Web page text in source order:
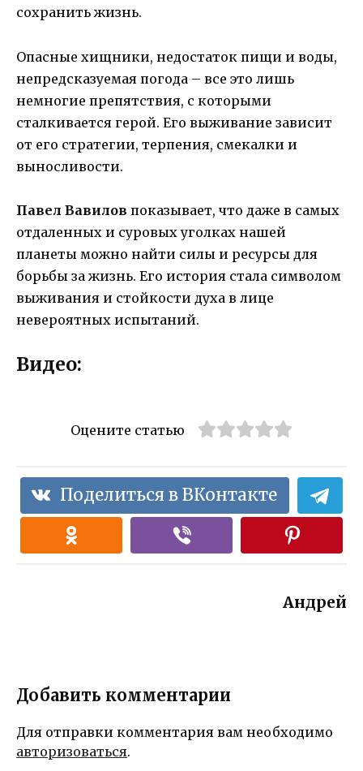
сохранить жизнь.
Опасные хищники, недостаток пищи и воды,
непредсказуемая погода – все это лишь
немногие препятствия, с которыми
сталкивается герой. Его выживание зависит
от его стратегии, терпения, смекалки и
выносливости.
Павел Вавилов показывает, что даже в самых
отдаленных и суровых уголках нашей
планеты можно найти силы и ресурсы для
борьбы за жизнь. Его история стала символом
выживания и стойкости духа в лице
невероятных испытаний.
Видео:
Оцените статью
Поделиться в ВКонтакте
Андрей
Добавить комментарии
Для отправки комментария вам необходимо
авторизоваться.